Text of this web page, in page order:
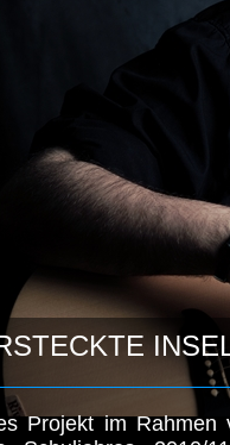
Projekt im Rahmen